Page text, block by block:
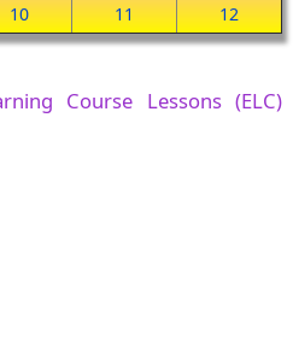
10 11 12
Course Lessons (ELC)